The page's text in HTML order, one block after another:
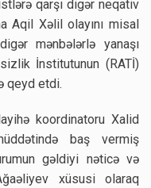
qarşı digər neqativ
Aqil Xəlil olayını misal
mənbələrlə yanaşı
İnstitutunun (RATİ)
qeyd etdi.
koordinatoru Xalid
baş vermiş
gəldiyi nəticə və
xüsusi olaraq